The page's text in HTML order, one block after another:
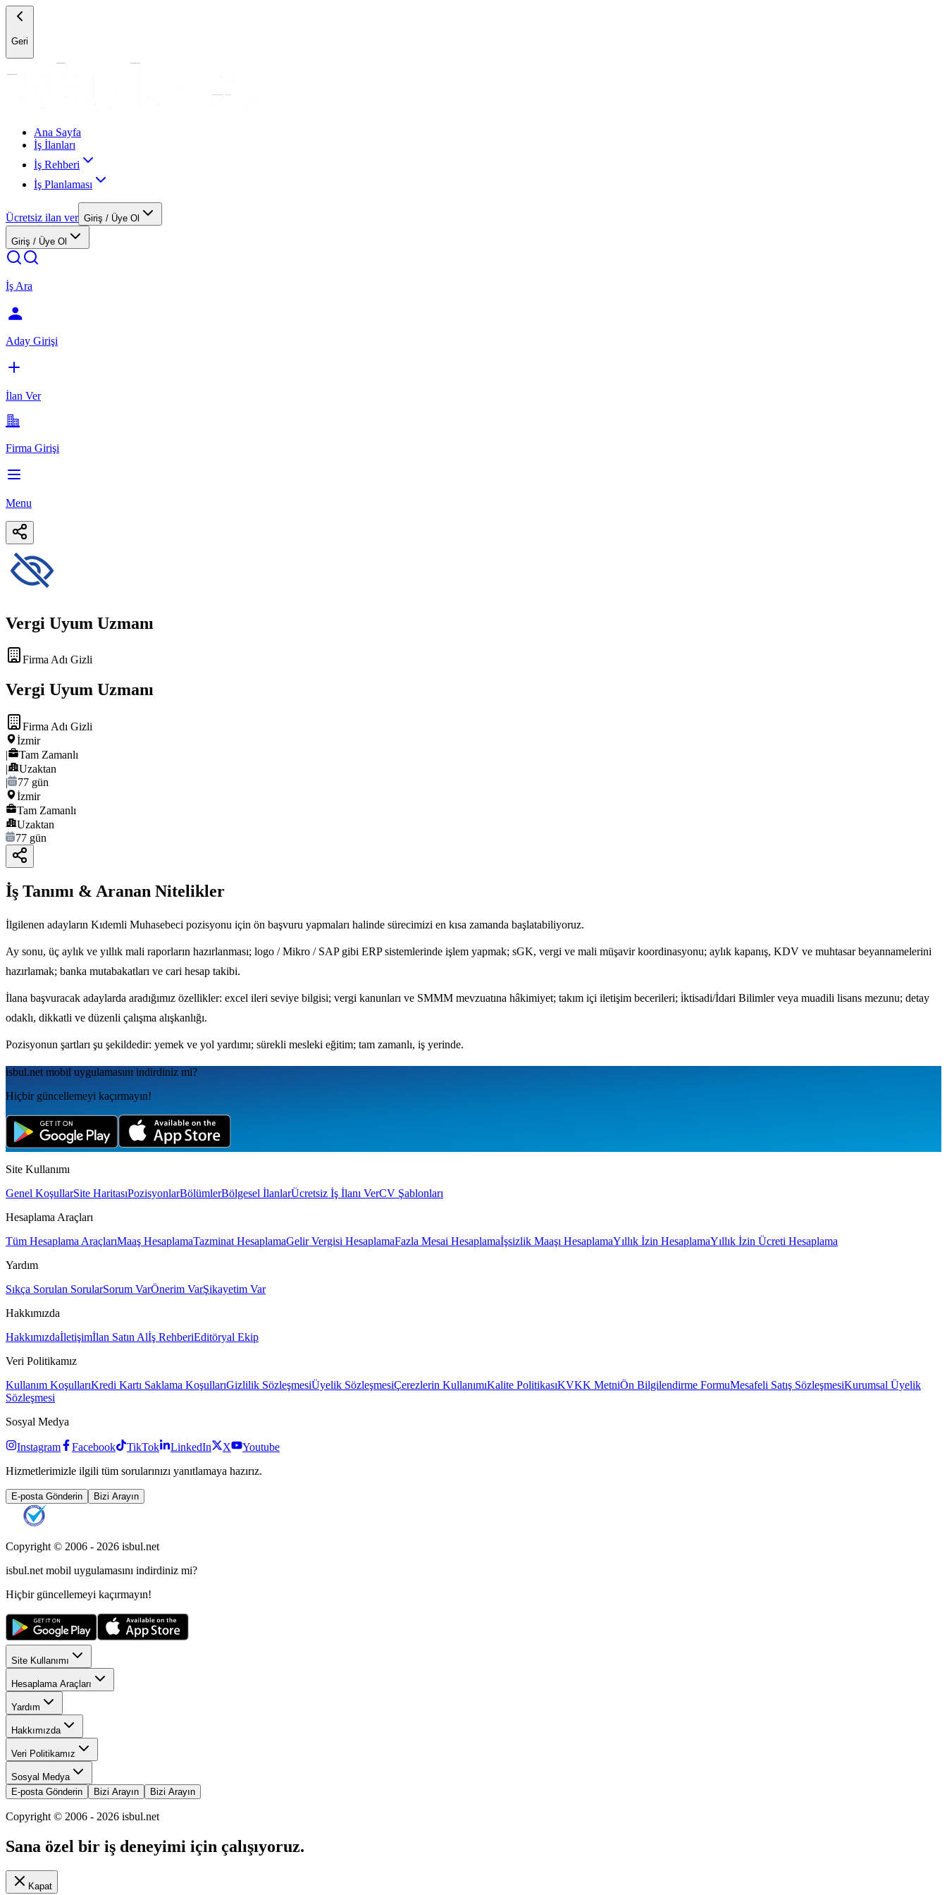
Geri
Ana Sayfa
İş İlanları
İş Rehberi
İş Planlaması
Ücretsiz ilan ver Giriş / Üye Ol
Giriş / Üye Ol
İş Ara
Aday Girişi
İlan Ver
Firma Girişi
Menu
Vergi Uyum Uzmanı
Firma Adı Gizli
Vergi Uyum Uzmanı
Firma Adı Gizli
İzmir
|
Tam Zamanlı
|
Uzaktan
|
77 gün
İzmir
Tam Zamanlı
Uzaktan
77 gün
İş Tanımı & Aranan Nitelikler
İlgilenen adayların Kıdemli Muhasebeci pozisyonu için ön başvuru yapmaları halinde sürecimizi en kısa zamanda başlatabiliyoruz.
Ay sonu, üç aylık ve yıllık mali raporların hazırlanması; logo / Mikro / SAP gibi ERP sistemlerinde işlem yapmak; sGK, vergi ve mali müşavir koordinasyonu; aylık kapanış, KDV ve muhtasar beyannamelerini
hazırlamak; banka mutabakatları ve cari hesap takibi.
İlana başvuracak adaylarda aradığımız özellikler: excel ileri seviye bilgisi; vergi kanunları ve SMMM mevzuatına hâkimiyet; takım içi iletişim becerileri; i̇ktisadi/İdari Bilimler veya muadili lisans mezunu; detay
odaklı, dikkatli ve düzenli çalışma alışkanlığı.
Pozisyonun şartları şu şekildedir: yemek ve yol yardımı; sürekli mesleki eğitim; tam zamanlı, iş yerinde.
isbul.net mobil uygulamаsını indirdiniz mi?
Hiçbir güncellemeyi kaçırmayın!
Site Kullanımı
Genel KoşullarSite HaritasıPozisyonlarBölümlerBölgesel İlanlarÜcretsiz İş İlanı VerCV Şablonları
Hesaplama Araçları
Tüm Hesaplama AraçlarıMaaş HesaplamaTazminat HesaplamaGelir Vergisi HesaplamaFazla Mesai Hesaplamaİşsizlik Maaşı HesaplamaYıllık İzin HesaplamaYıllık İzin Ücreti Hesaplama
Yardım
Sıkça Sorulan SorularSorum VarÖnerim VarŞikayetim Var
Hakkımızda
Hakkımızdaİletişimİlan Satın Alİş RehberiEditöryal Ekip
Veri Politikamız
Kullanım KoşullarıKredi Kartı Saklama KoşullarıGizlilik SözleşmesiÜyelik SözleşmesiÇerezlerin KullanımıKalite PolitikasıKVKK MetniÖn Bilgilendirme FormuMesafeli Satış SözleşmesiKurumsal Üyelik
Sözleşmesi
Sosyal Medya
Instagram Facebook TikTok LinkedIn X
Youtube
Hizmetlerimizle ilgili tüm sorularınızı yanıtlamaya hazırız.
E-posta Gönderin Bizi Arayın
Copyright © 2006 - 2026 isbul.net
isbul.net mobil uygulamasını indirdiniz mi?
Hiçbir güncellemeyi kaçırmayın!
Site Kullanımı
Hesaplama Araçları
Yardım
Hakkımızda
Veri Politikamız
Sosyal Medya
E-posta Gönderin
Bizi Arayın Bizi Arayın
Copyright © 2006 - 2026 isbul.net
Sana özel bir iş deneyimi için çalışıyoruz.
Kapat